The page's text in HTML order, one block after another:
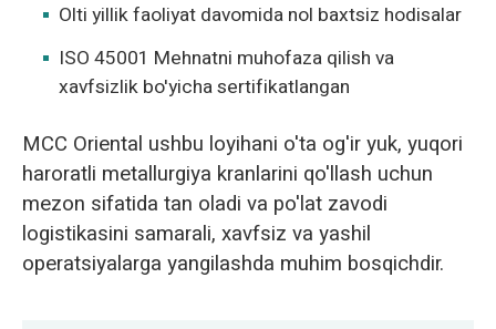
Olti yillik faoliyat davomida nol baxtsiz hodisalar
ISO 45001 Mehnatni muhofaza qilish va
xavfsizlik bo'yicha sertifikatlangan
MCC Oriental ushbu loyihani o'ta og'ir yuk, yuqori
haroratli metallurgiya kranlarini qo'llash uchun
mezon sifatida tan oladi va po'lat zavodi
logistikasini samarali, xavfsiz va yashil
operatsiyalarga yangilashda muhim bosqichdir.